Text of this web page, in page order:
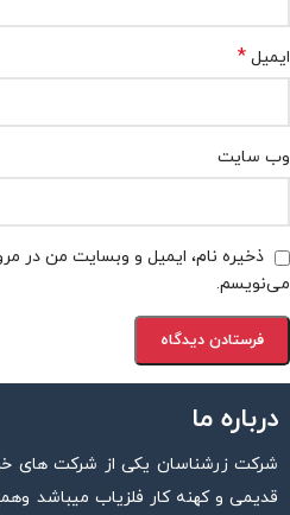
ایمیل *
وب‌ سایت
ذخیره نام، ایمیل و وبسایت من در
می‌نویسم.
درباره ما
شرکت زرشناسان یکی از شرکت های
قدیمی و کهنه کار فلزیاب میباشد